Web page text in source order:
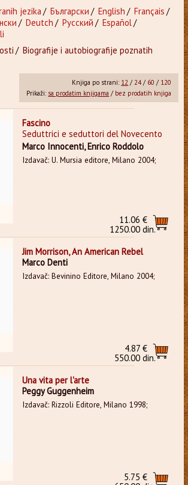
jezika / Български / English / Français /
/ Deutch / Русский / Español/
/ Biografije i autobiografije poznatih
Knjiga po strani: 12 /24/ 60 / 120
Prikaži: sa prodatim knjigama / bez prodatih knjiga
Fascino
Seduttrici e seduttori del Novecento
Marco Innocenti, Enrico Roddolo
Izdavač: U. Mursia editore, Milano 2004;
11.06 €
1250.00 din.
Jim Morrison, An American Rebel
Marco Denti
Izdavač: Bevinino Editore, Milano 2004;
4.87 €
550.00 din.
Una vita per l'arte
Peggy Guggenheim
Izdavač: Rizzoli Editore, Milano 1998;
5.75 €